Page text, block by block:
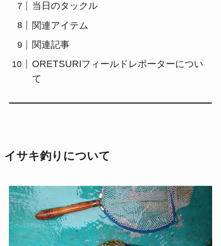
当日のタックル
関連アイテム
関連記事
ORETSURIフィールドレポーターについ
て
イサキ釣りについて